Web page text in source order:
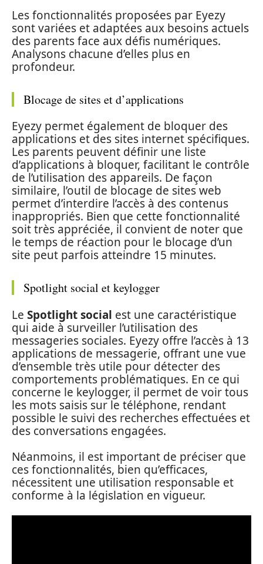
Les fonctionnalités proposées par Eyezy
sont variées et adaptées aux besoins actuels
des parents face aux défis numériques.
Analysons chacune d’elles plus en
profondeur.
Blocage de sites et d’applications
Eyezy permet également de bloquer des
applications et des sites internet spécifiques.
Les parents peuvent définir une liste
d’applications à bloquer, facilitant le contrôle
de l’utilisation des appareils. De façon
similaire, l’outil de blocage de sites web
permet d’interdire l’accès à des contenus
inappropriés. Bien que cette fonctionnalité
soit très appréciée, il convient de noter que
le temps de réaction pour le blocage d’un
site peut parfois atteindre 15 minutes.
Spotlight social et keylogger
Le Spotlight social est une caractéristique
qui aide à surveiller l’utilisation des
messageries sociales. Eyezy offre l’accès à 13
applications de messagerie, offrant une vue
d’ensemble très utile pour détecter des
comportements problématiques. En ce qui
concerne le keylogger, il permet de voir tous
les mots saisis sur le téléphone, rendant
possible le suivi des recherches effectuées et
des conversations engagées.
Néanmoins, il est important de préciser que
ces fonctionnalités, bien qu’efficaces,
nécessitent une utilisation responsable et
conforme à la législation en vigueur.